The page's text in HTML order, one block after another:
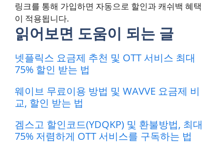
링크를 통해 가입하면 자동으로 할인과 캐쉬백 혜택
이 적용됩니다.
읽어보면 도움이 되는 글
넷플릭스 요금제 추천 및 OTT 서비스 최대
75% 할인 받는 법
웨이브 무료이용 방법 및 WAVVE 요금제 비
교, 할인 받는 법
겜스고 할인코드(YDQKP) 및 환불방법, 최대
75% 저렴하게 OTT 서비스를 구독하는 법